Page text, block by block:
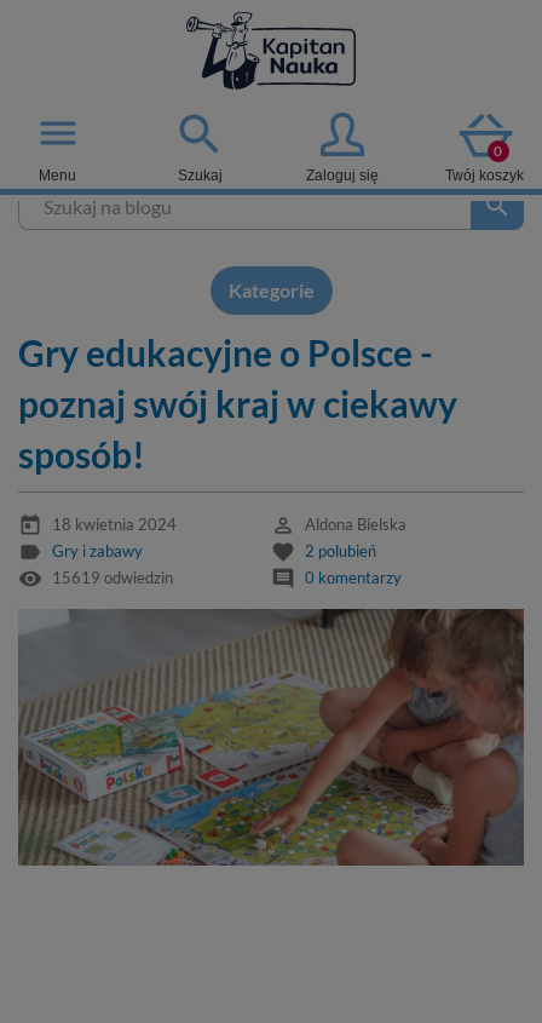

Szukaj Zaloguj się
0
Twój koszyk
menu
Menu
search
Kategorie
Gry edukacyjne o Polsce -
poznaj swój kraj w ciekawy
sposób!
today 18 kwietnia 2024 perm_identity Aldona Bielska
label Gry i zabawy favorite 2 polubień
remove_red_eye 15619 odwiedzin comment 0 komentarzy